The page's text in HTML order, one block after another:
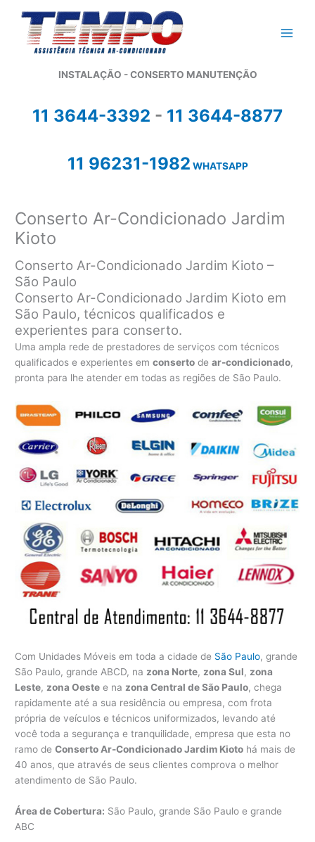
conteúdo
INSTALAÇÃO - CONSERTO MANUTENÇÃO
11 3644-3392 - 11 3644-8877
11 96231-1982 WHATSAPP
Conserto Ar-Condicionado Jardim
Kioto
Conserto Ar-Condicionado Jardim Kioto –
São Paulo
Conserto Ar-Condicionado Jardim Kioto em
São Paulo, técnicos qualificados e
experientes para conserto.
Uma ampla rede de prestadores de serviços com técnicos
qualificados e experientes emconserto dear-condicionado,
pronta para lhe atender em todas as regiões de São Paulo.
Com Unidades Móveis em toda a cidade de São Paulo, grande
São Paulo, grande ABCD, na zona Norte, zona Sul, zona
Leste, zona Oeste e na zona Central de São Paulo, chega
rapidamente até a sua residência ou empresa, com frota
própria de veículos e técnicos uniformizados, levando até
você toda a segurança e tranquilidade, empresa que esta no
ramo deConserto Ar-Condicionado Jardim Kioto há mais de
40 anos, que através de seus clientes comprova o melhor
atendimento de São Paulo.
Área de Cobertura: São Paulo, grande São Paulo e grande
ABC